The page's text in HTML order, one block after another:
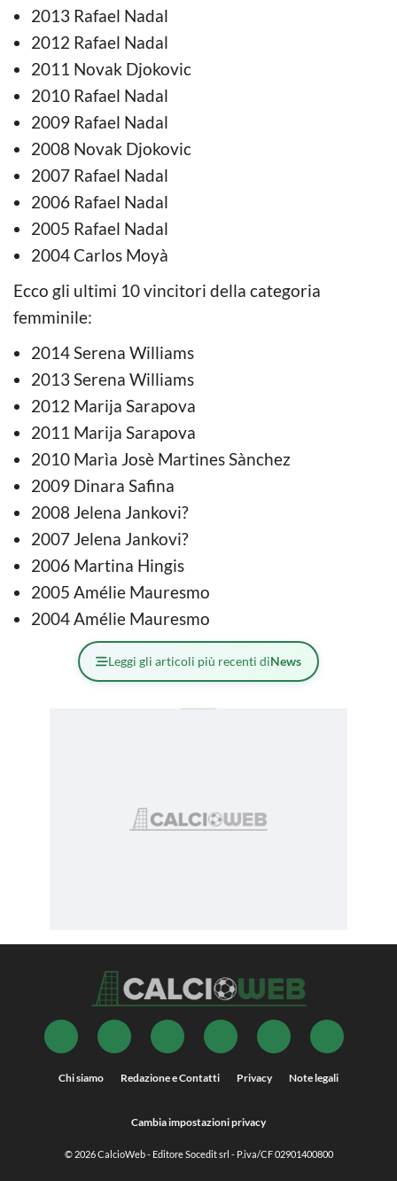
2013 Rafael Nadal
2012 Rafael Nadal
2011 Novak Djokovic
2010 Rafael Nadal
2009 Rafael Nadal
2008 Novak Djokovic
2007 Rafael Nadal
2006 Rafael Nadal
2005 Rafael Nadal
2004 Carlos Moyà
Ecco gli ultimi 10 vincitori della categoria
femminile:
2014 Serena Williams
2013 Serena Williams
2012 Marija Sarapova
2011 Marija Sarapova
2010 Marìa Josè Martines Sànchez
2009 Dinara Safina
2008 Jelena Jankovi?
2007 Jelena Jankovi?
2006 Martina Hingis
2005 Amélie Mauresmo
2004 Amélie Mauresmo
Leggi gli articoli più recenti diNews
Chi siamo Redazione e Contatti Privacy Note legali
Cambia impostazioni privacy
© 2026CalcioWeb- Editore Socedit srl - P.iva/CF 02901400800